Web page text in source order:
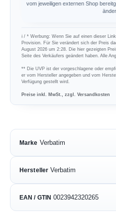
vom jeweiligen externen Shop
ℹ︎ / * Werbung: Wenn Sie auf einen dieser
Provision. Für Sie verändert sich der Preis
August 2026 um 2:28. Die hier gezeigten
Seite des Verkäufers geändert haben. Alle
** Die UVP ist der vorgeschlagene oder
er vom Hersteller angegeben und vom
Verfügung gestellt wird.
Preise inkl. MwSt., zzgl. Versandkosten
Marke Verbatim
Hersteller Verbatim
EAN / GTIN 0023942320265